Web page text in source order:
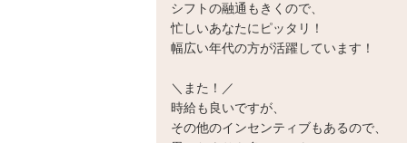
シフトの融通もきくので、
忙しいあなたにピッタリ！
幅広い年代の方が活躍しています！
＼また！／
時給も良いですが、
その他のインセンティブもあるので、